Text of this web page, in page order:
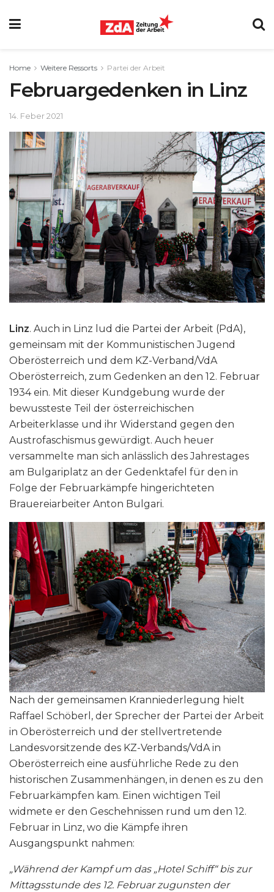
Home Weitere Ressorts Partei der Arbeit
Februargedenken in Linz
14. Feber 2021
Linz. Auch in Linz lud die Partei der Arbeit (PdA),
gemeinsam mit der Kommunistischen Jugend
Oberösterreich und dem KZ-Verband/VdA
Oberösterreich, zum Gedenken an den 12. Februar
1934 ein. Mit dieser Kundgebung wurde der
bewussteste Teil der österreichischen
Arbeiterklasse und ihr Widerstand gegen den
Austrofaschismus gewürdigt. Auch heuer
versammelte man sich anlässlich des Jahrestages
am Bulgariplatz an der Gedenktafel für den in
Folge der Februarkämpfe hingerichteten
Brauereiarbeiter Anton Bulgari.
Nach der gemeinsamen Kranniederlegung hielt
Raffael Schöberl, der Sprecher der Partei der Arbeit
in Oberösterreich und der stellvertretende
Landesvorsitzende des KZ-Verbands/VdA in
Oberösterreich eine ausführliche Rede zu den
historischen Zusammenhängen, in denen es zu den
Februarkämpfen kam. Einen wichtigen Teil
widmete er den Geschehnissen rund um den 12.
Februar in Linz, wo die Kämpfe ihren
Ausgangspunkt nahmen:
„Während der Kampf um das „Hotel Schiff“ bis zur
Mittagsstunde des 12. Februar zugunsten der